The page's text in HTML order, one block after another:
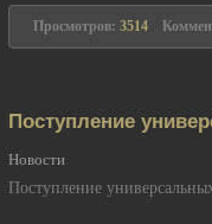
Просмотров: 3514
Поступление
Новости
Поступление